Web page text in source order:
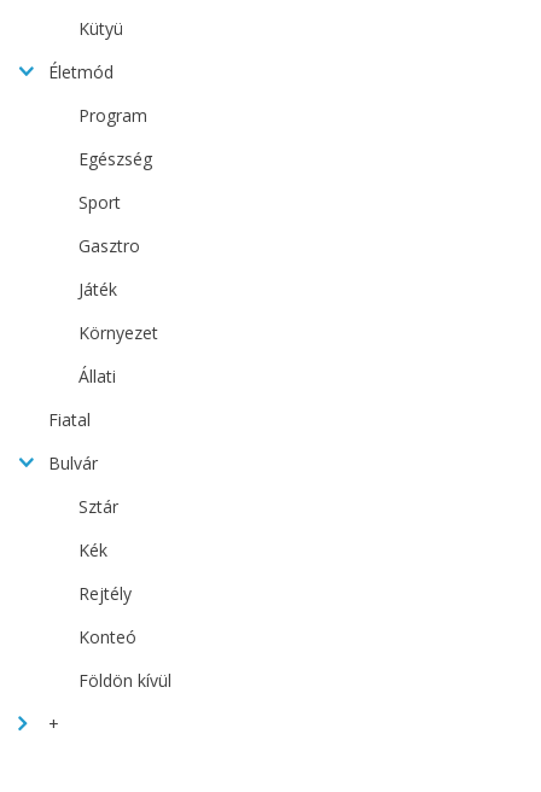
Kütyü
Életmód
Program
Egészség
Sport
Gasztro
Játék
Környezet
Állati
Fiatal
Bulvár
Sztár
Kék
Rejtély
Konteó
Földön kívül
+